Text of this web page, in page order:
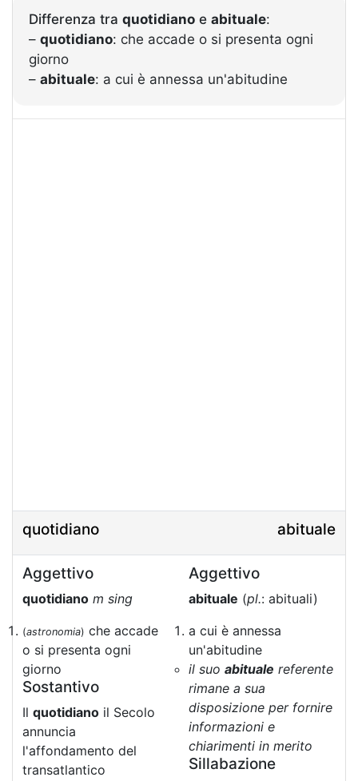
Differenza tra quotidiano e abituale:
– quotidiano: che accade o si presenta ogni
giorno
– abituale: a cui è annessa un'abitudine
quotidiano abituale
Aggettivo
quotidiano m sing
(astronomia) che accade
o si presenta ogni
giorno
Sostantivo
Il quotidiano il Secolo
annuncia
l'affondamento del
transatlantico
Aggettivo
abituale (pl.: abituali)
a cui è annessa
un'abitudine
il suo abituale referente
rimane a sua
disposizione per fornire
informazioni e
chiarimenti in merito
Sillabazione